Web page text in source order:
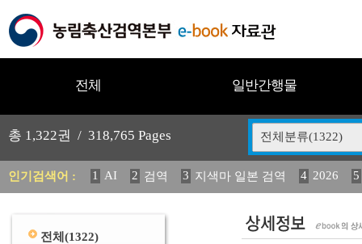
전체 일반간행물
총 1,322권 / 318,765 Pages 전체분류(1322)
인기검색어 : 1 AI 2 검역 3 지색마 일본 검역 4 2026
5
11 2025 12 중독성 식물 도감 13 (2013년도)
전체 (1322)